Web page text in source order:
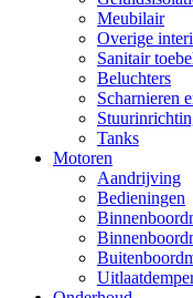
Meubilair
Overige
Sanitair
Beluchters
Scharnieren
Tanks
Motoren
Aandrijving
Bedieningen